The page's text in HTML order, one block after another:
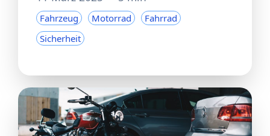
Fahrzeug Motorrad
Fahrrad
Sicherheit